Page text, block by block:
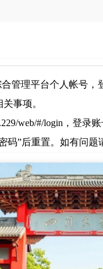
管理平台个人帐号
关事项。
web/#/login，登录
”后重置。如有问题